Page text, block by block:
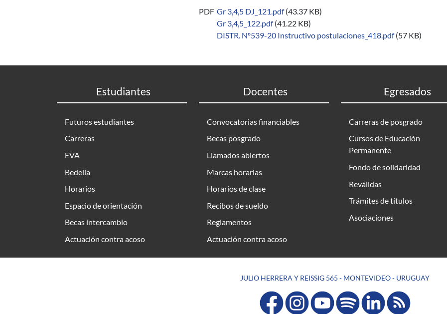
PDF Gr 3,4,5 DJ_121.pdf (43.37 KB)
Gr 3,4,5_122.pdf (41.22 KB)
DISTR. Nº539-20 Instructivo postulaciones_418.pdf (57 KB)
Estudiantes
Futuros estudiantes
Carreras
EVA
Bedelia
Horarios
Espacio de orientación
Becas intercambio
Actuación contra acoso
Docentes
Convocatorias financiables
Becas posgrado
Llamados abiertos
Marcas horarias
Horarios de clase
Recibos de sueldo
Reglamentos
Actuación contra acoso
Egresados
Carreras de posgrado
Cursos de Educación
Permanente
Fondo de solidaridad
Reválidas
Trámites de títulos
Asociaciones
JULIO HERRERA Y REISSIG 565 - MONTEVIDEO - URUGUAY